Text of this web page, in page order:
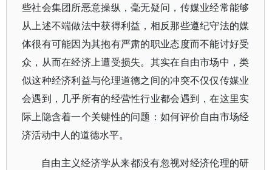
些社会集团所恶意操纵，毫无疑问，传媒业经常能够
从上述不端做法中获得利益，相反那些遵纪守法的媒
体很有可能因为其抱有严肃的职业态度而不能讨好受
众，从而在经济上遭受损失。其实在自由市场中，类
似这种经济利益与伦理道德之间的冲突不仅仅传媒业
会遇到，几乎所有的经营性行业都会遇到，在这里实
际上隐含着一个关键性的问题：如何评价自由市场经
济活动中人的道德水平。
自由主义经济学从来都没有忽视对经济伦理的研